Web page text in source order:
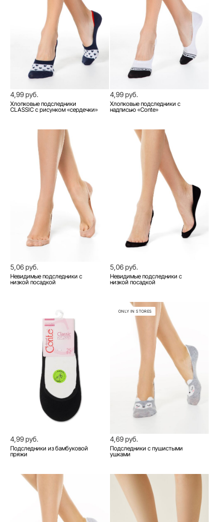
4,99 руб.
Хлопковые подследники
CLASSIC с рисунком «сердечки»
4,99 руб.
Хлопковые подследники с
надписью «Conte»
5,06 руб.
Невидимые подследники с
низкой посадкой
5,06 руб.
Невидимые подследники с
низкой посадкой
4,99 руб.
Подследники из бамбуковой
пряжи
ONLY IN STORES
4,69 руб.
Подследники с пушистыми
ушками